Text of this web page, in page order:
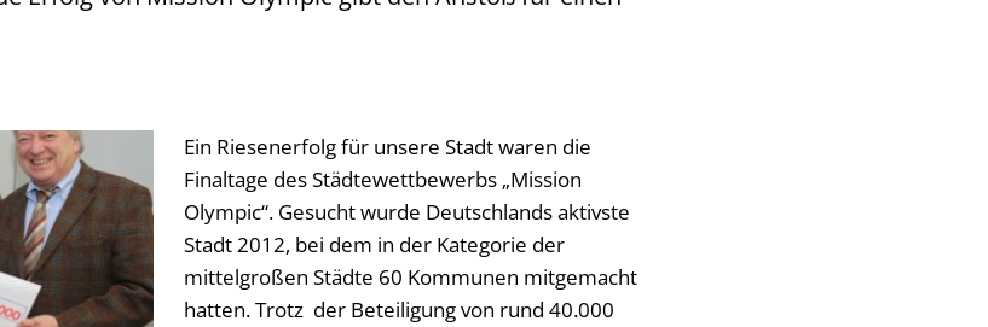
Ein Riesenerfolg für unsere Stadt waren die
Finaltage des Städtewettbewerbs „Mission
Olympic“. Gesucht wurde Deutschlands aktivste
Stadt 2012, bei dem in der Kategorie der
mittelgroßen Städte 60 Kommunen mitgemacht
hatten. Trotz der Beteiligung von rund 40.000